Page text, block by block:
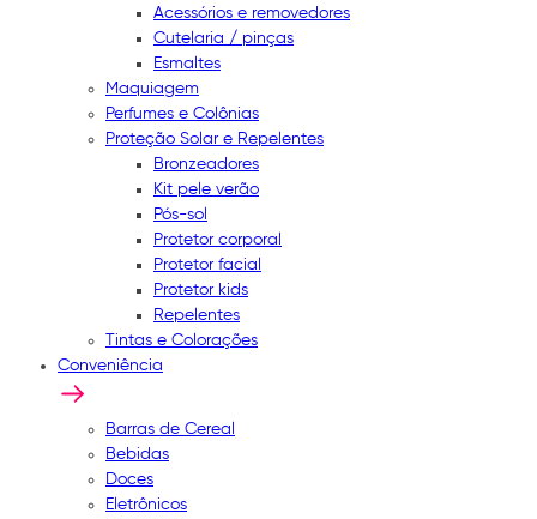
Acessórios e removedores
Cutelaria / pinças
Esmaltes
Maquiagem
Perfumes e Colônias
Proteção Solar e Repelentes
Bronzeadores
Kit pele verão
Pós-sol
Protetor corporal
Protetor facial
Protetor kids
Repelentes
Tintas e Colorações
Conveniência
Barras de Cereal
Bebidas
Doces
Eletrônicos